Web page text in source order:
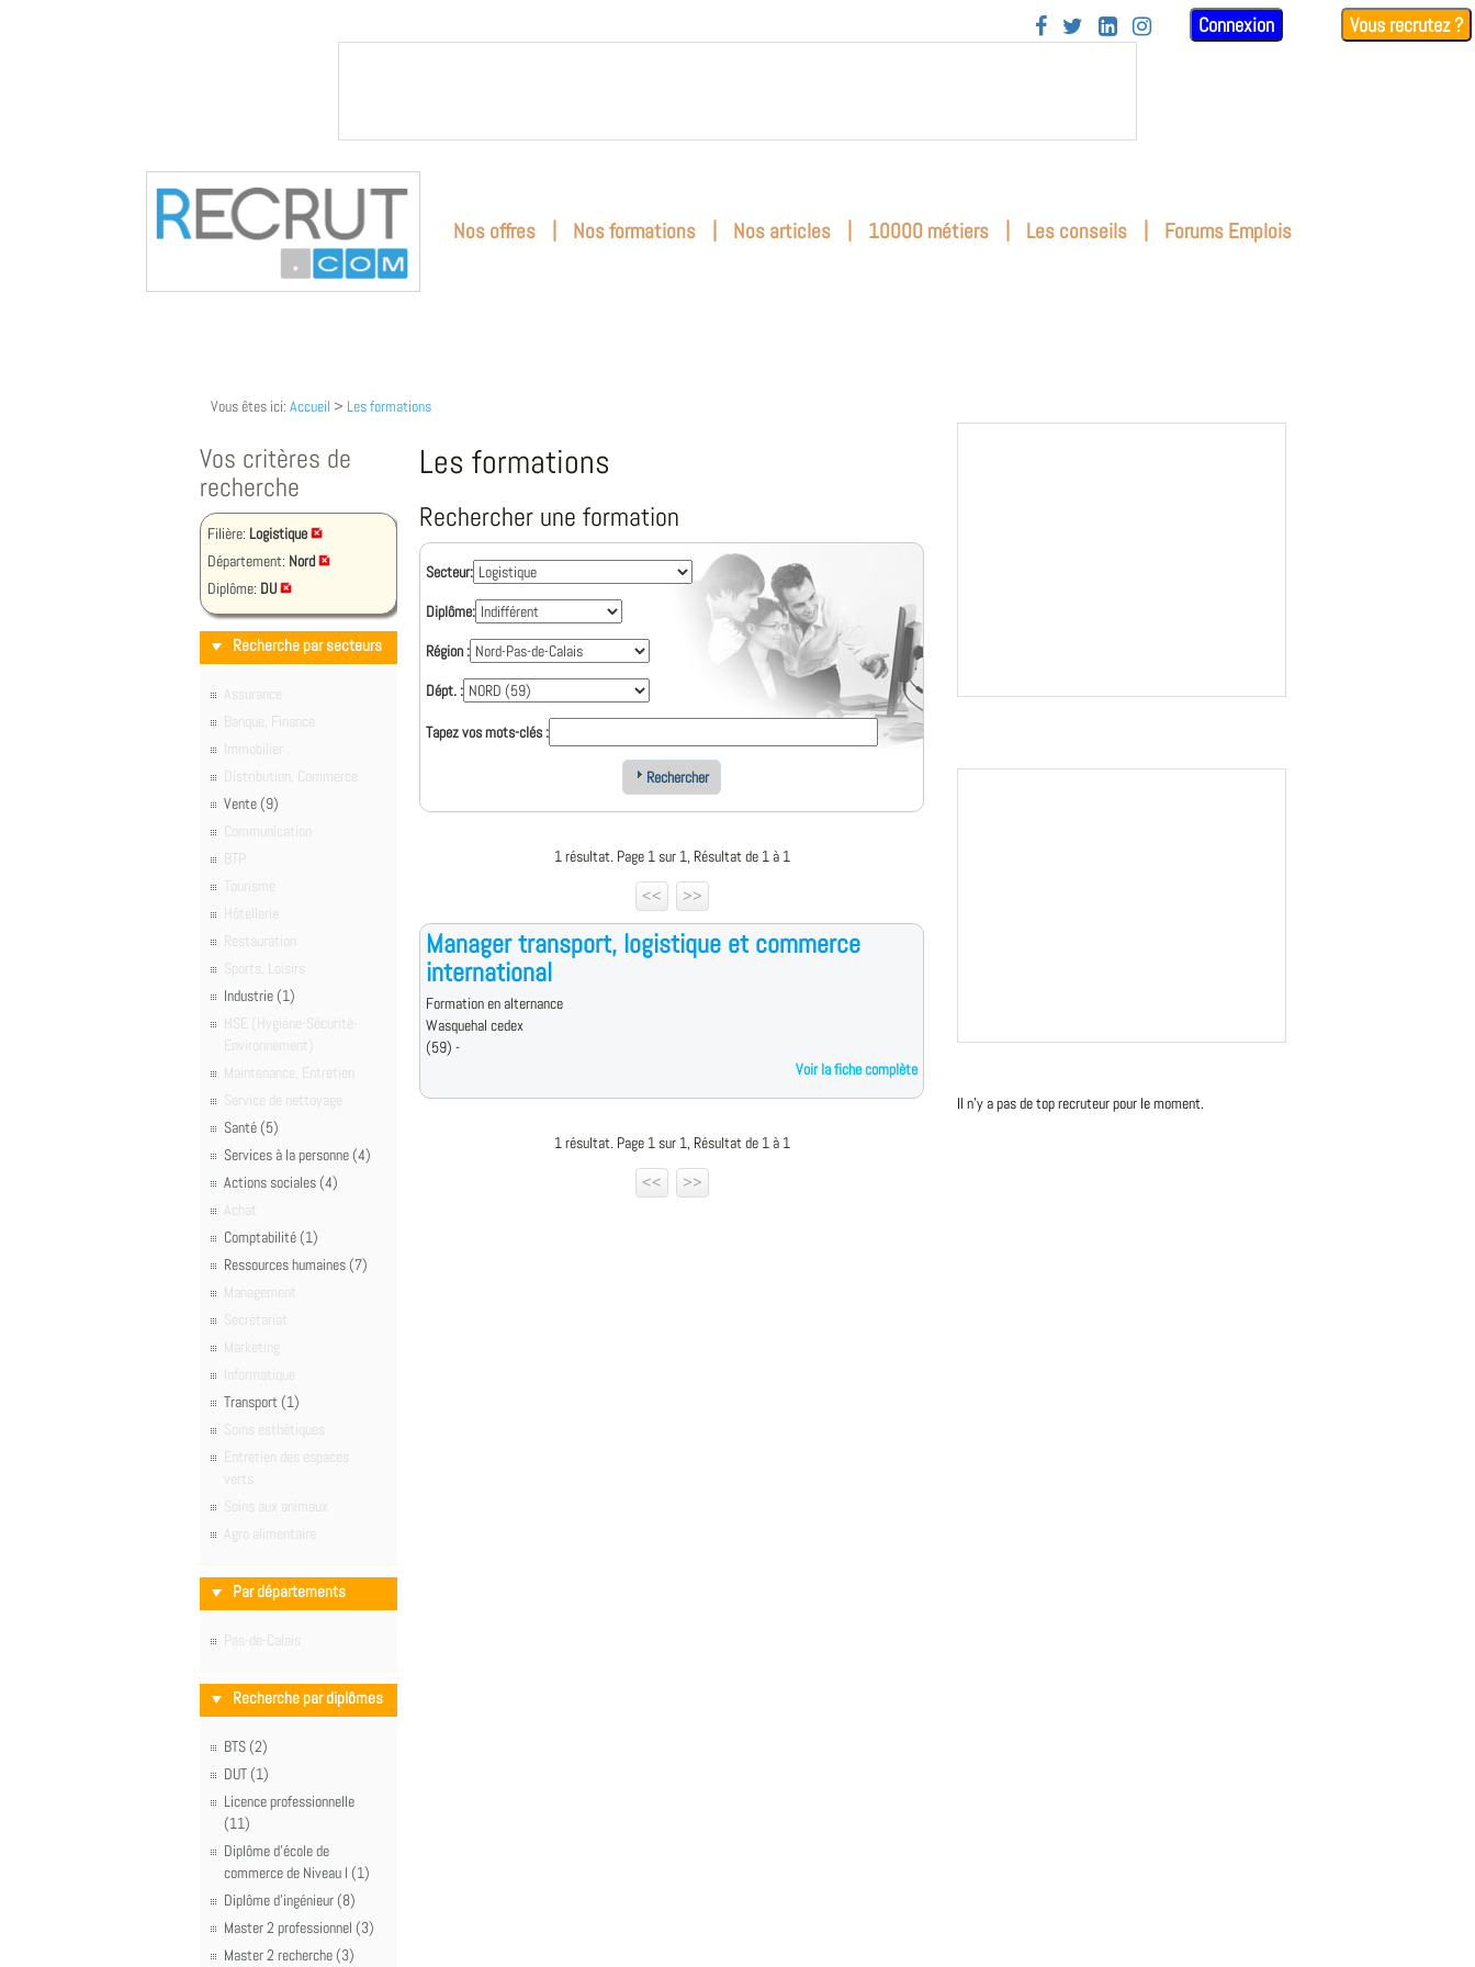
    Connexion Vous recrutez ?
Nos offres | Nos formations | Nos articles | 10000 métiers | Les conseils | Forums Emplois
Vous êtes ici: Accueil > Les formations
Vos critères de
recherche
Filière: Logistique
Département: Nord
Diplôme: DU
Recherche par secteurs
Assurance
Banque, Finance
Immobilier
Distribution, Commerce
Vente (9)
Communication
BTP
Tourisme
Hôtellerie
Restauration
Sports, Loisirs
Industrie (1)
HSE (Hygiène-Sécurité-
Environnement)
Maintenance, Entretien
Service de nettoyage
Santé (5)
Services à la personne (4)
Actions sociales (4)
Achat
Comptabilité (1)
Ressources humaines (7)
Management
Secrétariat
Marketing
Informatique
Transport (1)
Soins esthétiques
Entretien des espaces
verts
Soins aux animaux
Agro alimentaire
Par départements
Pas-de-Calais
Recherche par diplômes
BTS (2)
DUT (1)
Licence professionnelle
(11)
Diplôme d'école de
commerce de Niveau I (1)
Diplôme d'ingénieur (8)
Master 2 professionnel (3)
Master 2 recherche (3)
Les formations
Rechercher une formation
Secteur:
Diplôme:
Région :
Dépt. :
Tapez vos mots-clés :
Rechercher
1 résultat. Page 1 sur 1, Résultat de 1 à 1
<<
>>
Manager transport, logistique et commerce
international
Formation en alternance
Wasquehal cedex
(59) -
Voir la fiche complète
1 résultat. Page 1 sur 1, Résultat de 1 à 1
<<
>>
Il n'y a pas de top recruteur pour le moment.